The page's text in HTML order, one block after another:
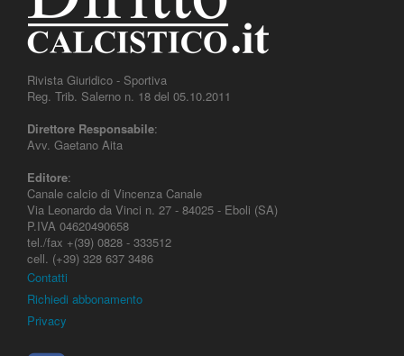
Rivista Giuridico - Sportiva
Reg. Trib. Salerno n. 18 del 05.10.2011
Direttore Responsabile:
Avv. Gaetano Aita
Editore:
Canale calcio di Vincenza Canale
Via Leonardo da Vinci n. 27 - 84025 - Eboli (SA)
P.IVA 04620490658
tel./fax +(39) 0828 - 333512
cell. (+39) 328 637 3486
Contatti
Richiedi abbonamento
Privacy